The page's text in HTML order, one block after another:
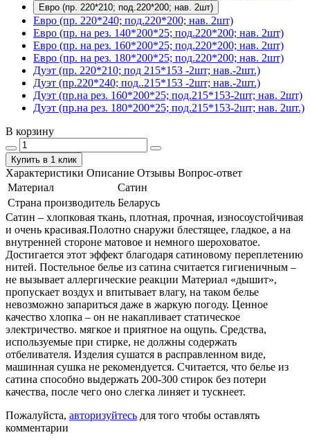
Евро (пр. 220*210; под.220*200; нав. 2шт)
Евро (пр. 220*240; под.220*200; нав. 2шт)
Евро (пр. на рез. 140*200*25; под.220*200; нав. 2шт)
Евро (пр. на рез. 160*200*25; под.220*200; нав. 2шт)
Евро (пр. на рез. 180*200*25; под.220*200; нав. 2шт)
Дуэт (пр. 220*210; под 215*153 -2шт; нав.-2шт.)
Дуэт (пр.220*240; под..215*153 -2шт; нав.-2шт.)
Дуэт (пр.на рез. 160*200*25; под.215*153-2шт; нав. 2шт)
Дуэт (пр.на рез. 180*200*25; под.215*153-2шт; нав. 2шт.)
В корзину
Купить в 1 клик
Характеристики Описание Отзывы Вопрос-ответ
Материал
Сатин
Страна производитель Беларусь
Сатин – хлопковая ткань, плотная, прочная, износоустойчивая
и очень красивая.Полотно снаружи блестящее, гладкое, а на
внутренней стороне матовое и немного шероховатое.
Достигается этот эффект благодаря сатиновому переплетению
нитей. Постельное белье из сатина считается гигиеничным –
не вызывает аллергические реакции Материал «дышит»,
пропускает воздух и впитывает влагу, на таком белье
невозможно запариться даже в жаркую погоду. Ценное
качество хлопка – он не накапливает статическое
электричество. мягкое и приятное на ощупь. Средства,
используемые при стирке, не должны содержать
отбеливателя. Изделия сушатся в расправленном виде,
машинная сушка не рекомендуется. Считается, что белье из
сатина способно выдержать 200-300 стирок без потери
качества, после чего оно слегка линяет и тускнеет.
Пожалуйста, авторизуйтесь для того чтобы оставлять
комментарии